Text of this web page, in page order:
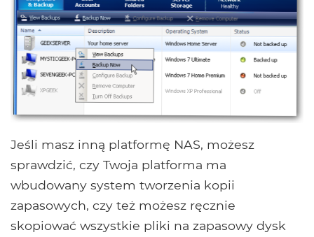
Jeśli masz inną platformę NAS, możesz
sprawdzić, czy Twoja platforma ma
wbudowany system tworzenia kopii
zapasowych, czy też możesz ręcznie
skopiować wszystkie pliki na zapasowy dysk